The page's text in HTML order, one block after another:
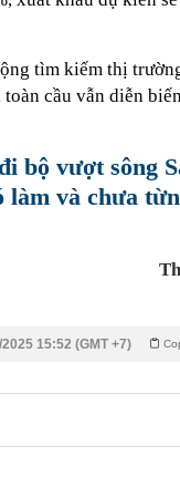
tìm kiếm thị
cầu vẫn diễn
bộ vượt sông
làm và chưa
15:52 (GMT +7)